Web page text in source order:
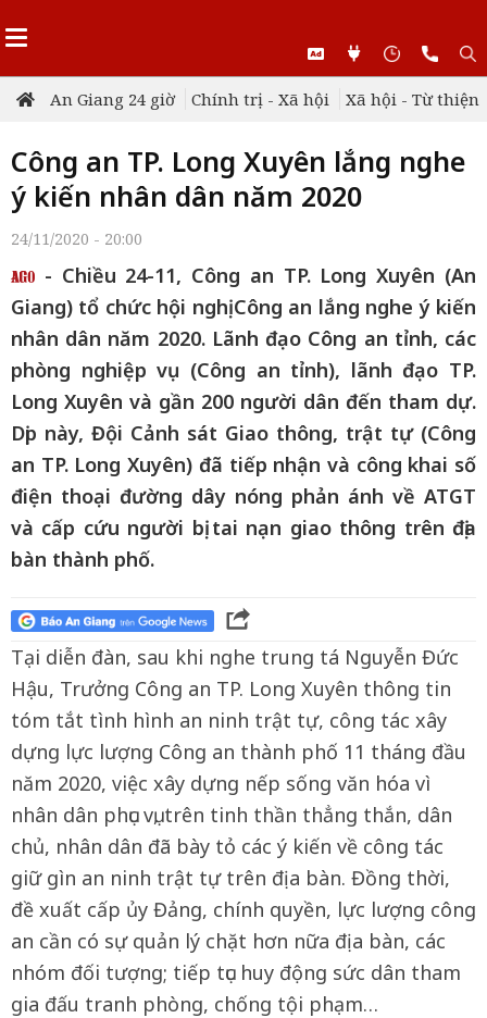
An Giang 24 giờ Chính trị - Xã hội Xã hội - Từ thiện
Công an TP. Long Xuyên lắng nghe
ý kiến nhân dân năm 2020
24/11/2020 - 20:00
- Chiều 24-11, Công an TP. Long Xuyên (An
Giang) tổ chức hội nghị Công an lắng nghe ý kiến
nhân dân năm 2020. Lãnh đạo Công an tỉnh, các
phòng nghiệp vụ (Công an tỉnh), lãnh đạo TP.
Long Xuyên và gần 200 người dân đến tham dự.
Dịp này, Đội Cảnh sát Giao thông, trật tự (Công
an TP. Long Xuyên) đã tiếp nhận và công khai số
điện thoại đường dây nóng phản ánh về ATGT
và cấp cứu người bị tai nạn giao thông trên địa
bàn thành phố.
Tại diễn đàn, sau khi nghe trung tá Nguyễn Đức
Hậu, Trưởng Công an TP. Long Xuyên thông tin
tóm tắt tình hình an ninh trật tự, công tác xây
dựng lực lượng Công an thành phố 11 tháng đầu
năm 2020, việc xây dựng nếp sống văn hóa vì
nhân dân phục vụ, trên tinh thần thẳng thắn, dân
chủ, nhân dân đã bày tỏ các ý kiến về công tác
giữ gìn an ninh trật tự trên địa bàn. Đồng thời,
đề xuất cấp ủy Đảng, chính quyền, lực lượng công
an cần có sự quản lý chặt hơn nữa địa bàn, các
nhóm đối tượng; tiếp tục huy động sức dân tham
gia đấu tranh phòng, chống tội phạm…